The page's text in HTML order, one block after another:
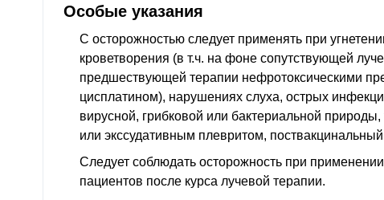
Особые указания
С осторожностью следует применять при
кроветворения (в т.ч. на фоне сопутствующей
предшествующей терапии нефротоксическими
цисплатином), нарушениях слуха, острых
вирусной, грибковой или бактериальной
или экссудативным плевритом,
Следует соблюдать осторожность при
пациентов после курса лучевой терапии.